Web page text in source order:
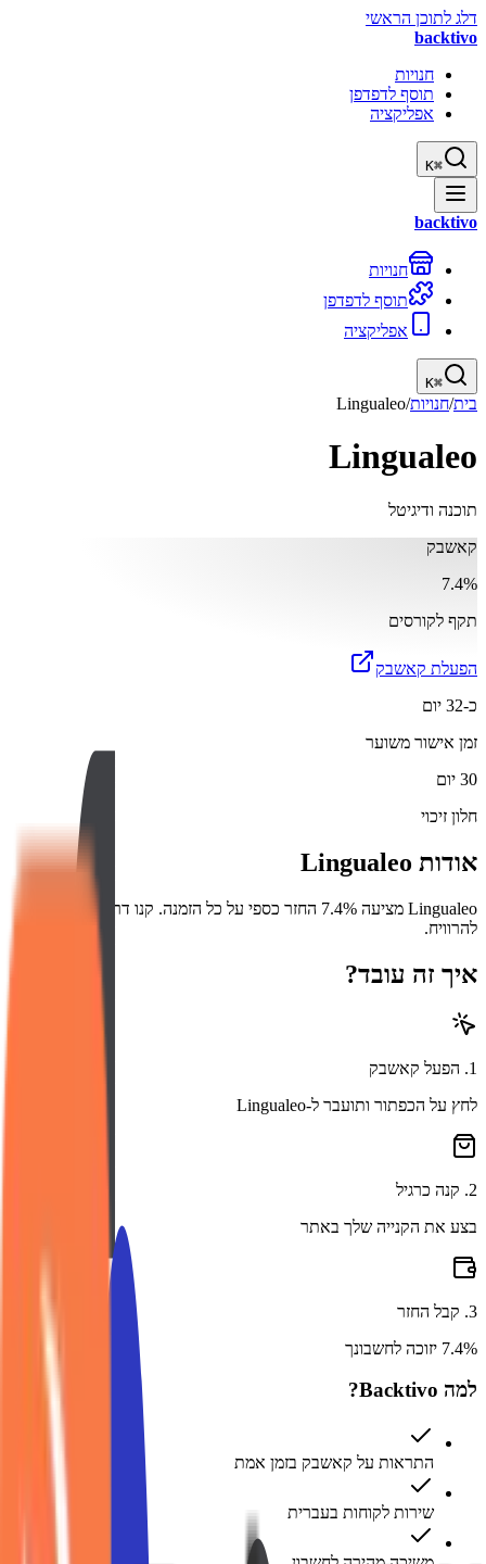
דלג לתוכן הראשי
backtivo
חנויות
תוסף לדפדפן
אפליקציה
⌘
K
backtivo
חנויות
תוסף לדפדפן
אפליקציה
⌘
K
בית/חנויות/
Lingualeo
Lingualeo
תוכנה ודיגיטל
קאשבק
7.4%
תקף לקורסים
הפעלת קאשבק
כ-32 יום
זמן אישור משוער
30 יום
חלון זיכוי
אודות Lingualeo
Lingualeo מציעה 7.4% החזר כספי על כל הזמנה. קנו דרכנו והתחילו
להרוויח.
איך זה עובד?
1
. הפעל קאשבק
לחץ על הכפתור ותועבר ל-Lingualeo
2
. קנה כרגיל
בצע את הקנייה שלך באתר
3
. קבל החזר
7.4% יזוכה לחשבונך
למה Backtivo?
התראות על קאשבק בזמן אמת
שירות לקוחות בעברית